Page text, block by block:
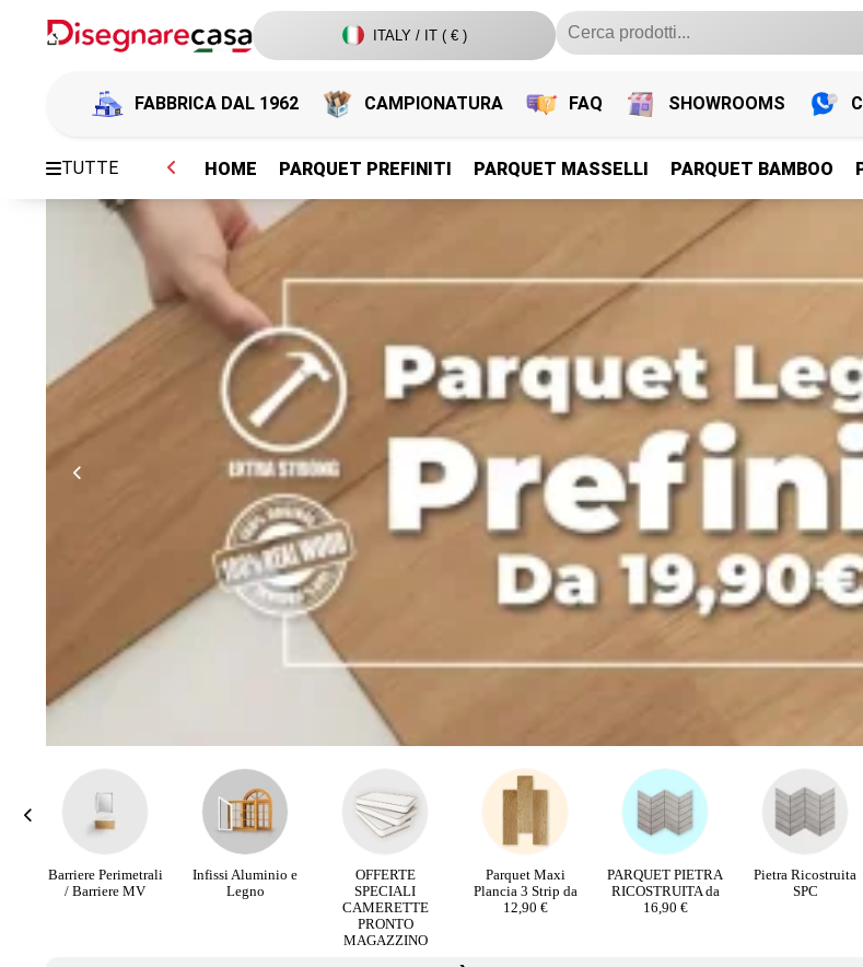
ITALY / IT ( € )
FABBRICA DAL 1962 CAMPIONATURA FAQ SHOWROOMS
TUTTE
PARQUET PREFINITI
Parquet Legno Prefiniti
HOME PARQUET PREFINITI PARQUET MASSELLI PARQUET BAMBOO
PARQUET PREFINITI
Parquet Legno Prefiniti
Infissi Aluminio e
Legno
OFFERTE
SPECIALI
Parquet Maxi
Plancia 3 Strip da
12,90 €
PARQUET PIETRA
RICOSTRUITA da
16,90 €
Pietra Ricostruita
SPC
Poltrone velluto